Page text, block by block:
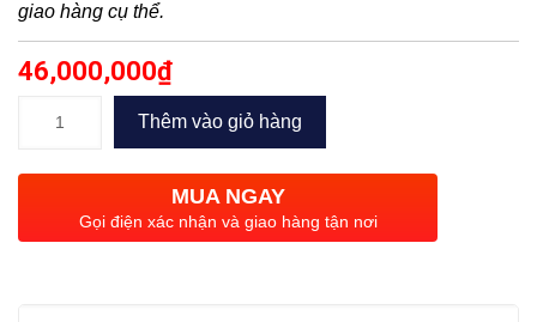
giao hàng cụ thể.
46,000,000₫
đứng
Sealand
MVX
Thêm vào giỏ hàng
MUA NGAY
Gọi điện xác nhận và giao hàng tận nơi